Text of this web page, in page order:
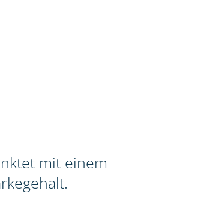
mit einem